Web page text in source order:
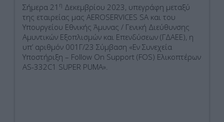
Σήμερα 21 η Δεκεμβρίου 2023, υπεγράφη μεταξύ
της εταιρείας μας AEROSERVICES SA και του
Υπουργείου Εθνικής Άμυνας / Γενική Διεύθυνσης
Αμυντικών Εξοπλισμών και Επενδύσεων (ΓΔΑΕΕ), η
υπ’ αριθμόν 001Γ/23 Σύμβαση «Εν Συνεχεία
Υποστήριξη – Follow On Support (FOS) Ελικοπτέρων
AS-332C1 SUPER PUMA».